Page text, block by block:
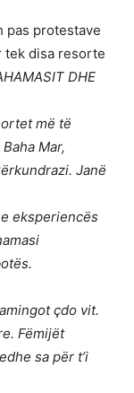
pas protestave
tek disa resorte
DHE
më të
Mar,
Janë
eksperiencës
çdo vit.
Fëmijët
sa për t’i